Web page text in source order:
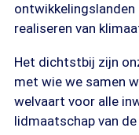
realiseren van
Het dichtstbij zijn
met wie we samen
welvaart voor alle
lidmaatschap van